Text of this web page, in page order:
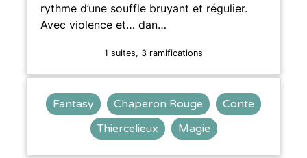
rythme d’une souffle bruyant et régulier.
Avec violence et… dan…
1 suites, 3 ramifications
Fantasy Chaperon Rouge
Conte
Thiercelieux
Magie